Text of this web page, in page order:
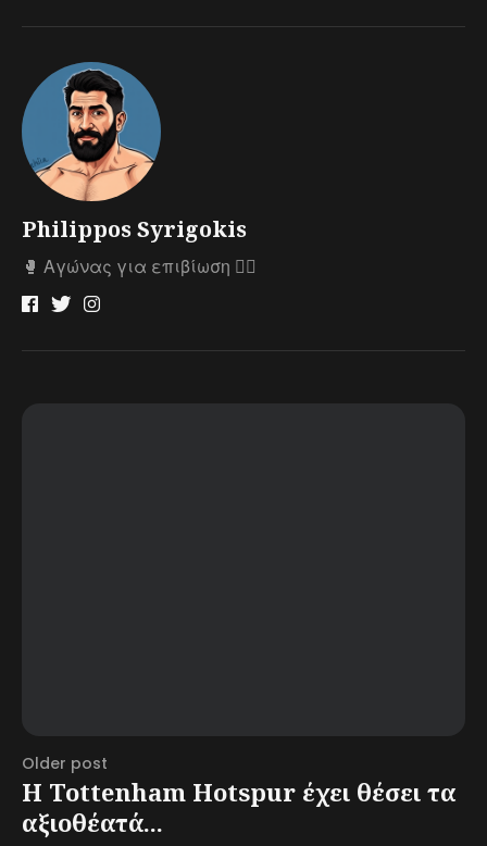
Philippos Syrigokis
🥊 Αγώνας για επιβίωση 🤼‍♂️
Older post
Η Tottenham Hotspur έχει θέσει τα
αξιοθέατά...